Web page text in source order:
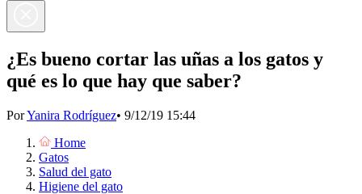
¿Es bueno cortar las uñas a los gatos y
qué es lo que hay que saber?
PorYanira Rodríguez• 9/12/19 15:44
Home
Gatos
Salud del gato
Higiene del gato